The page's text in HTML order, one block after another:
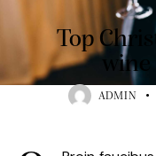
Top
ADMIN